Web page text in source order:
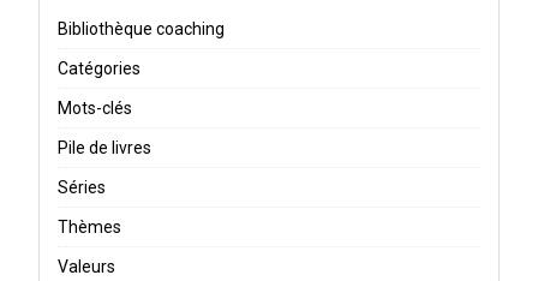
Bibliothèque coaching
Catégories
Mots-clés
Pile de livres
Séries
Thèmes
Valeurs